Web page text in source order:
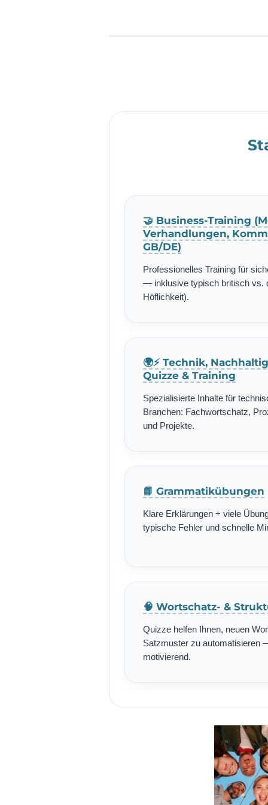
🤝 Business-Training
Verhandlungen,
GB/DE)
Professionelles Training für
— inklusive typisch britisch vs.
Höflichkeit).
🌍⚡ Technik,
Quizze & Training
Spezialisierte Inhalte für
Branchen: Fachwortschatz,
und Projekte.
📘 Grammatikübungen
Klare Erklärungen + viele
typische Fehler und schnelle
🧠 Wortschatz- &
Quizze helfen Ihnen, neuen
Satzmuster zu automatisieren
motivierend.